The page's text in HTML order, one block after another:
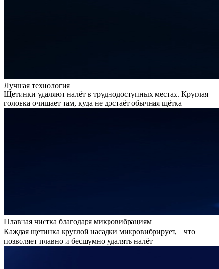
Лучшая технология
Щетинки удаляют налёт в труднодоступных местах. Круглая
головка очищает там, куда не достаёт обычная щётка
Плавная чистка благодаря микровибрациям
Каждая щетинка круглой насадки микровибрирует, что
позволяет плавно и бесшумно удалять налёт